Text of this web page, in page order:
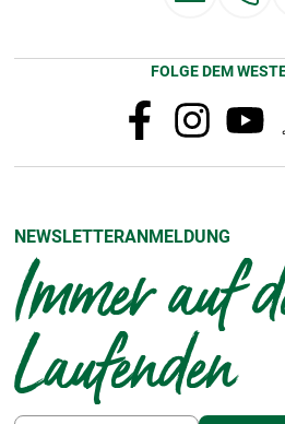
FOLGE DEM
NEWSLETTERANMELDUNG
Immer auf
Laufenden